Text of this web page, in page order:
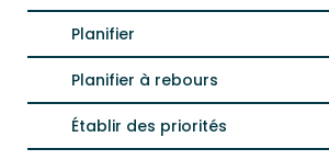
Planifier
Planifier à rebours
Établir des priorités